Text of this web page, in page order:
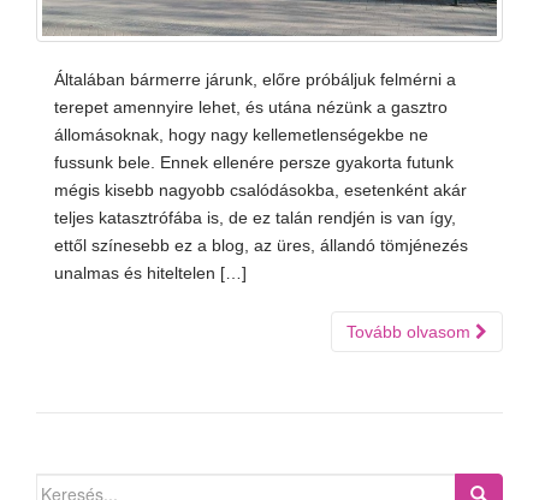
Általában bármerre járunk, előre próbáljuk felmérni a
terepet amennyire lehet, és utána nézünk a gasztro
állomásoknak, hogy nagy kellemetlenségekbe ne
fussunk bele. Ennek ellenére persze gyakorta futunk
mégis kisebb nagyobb csalódásokba, esetenként akár
teljes katasztrófába is, de ez talán rendjén is van így,
ettől színesebb ez a blog, az üres, állandó tömjénezés
unalmas és hiteltelen […]
Tovább olvasom
Search